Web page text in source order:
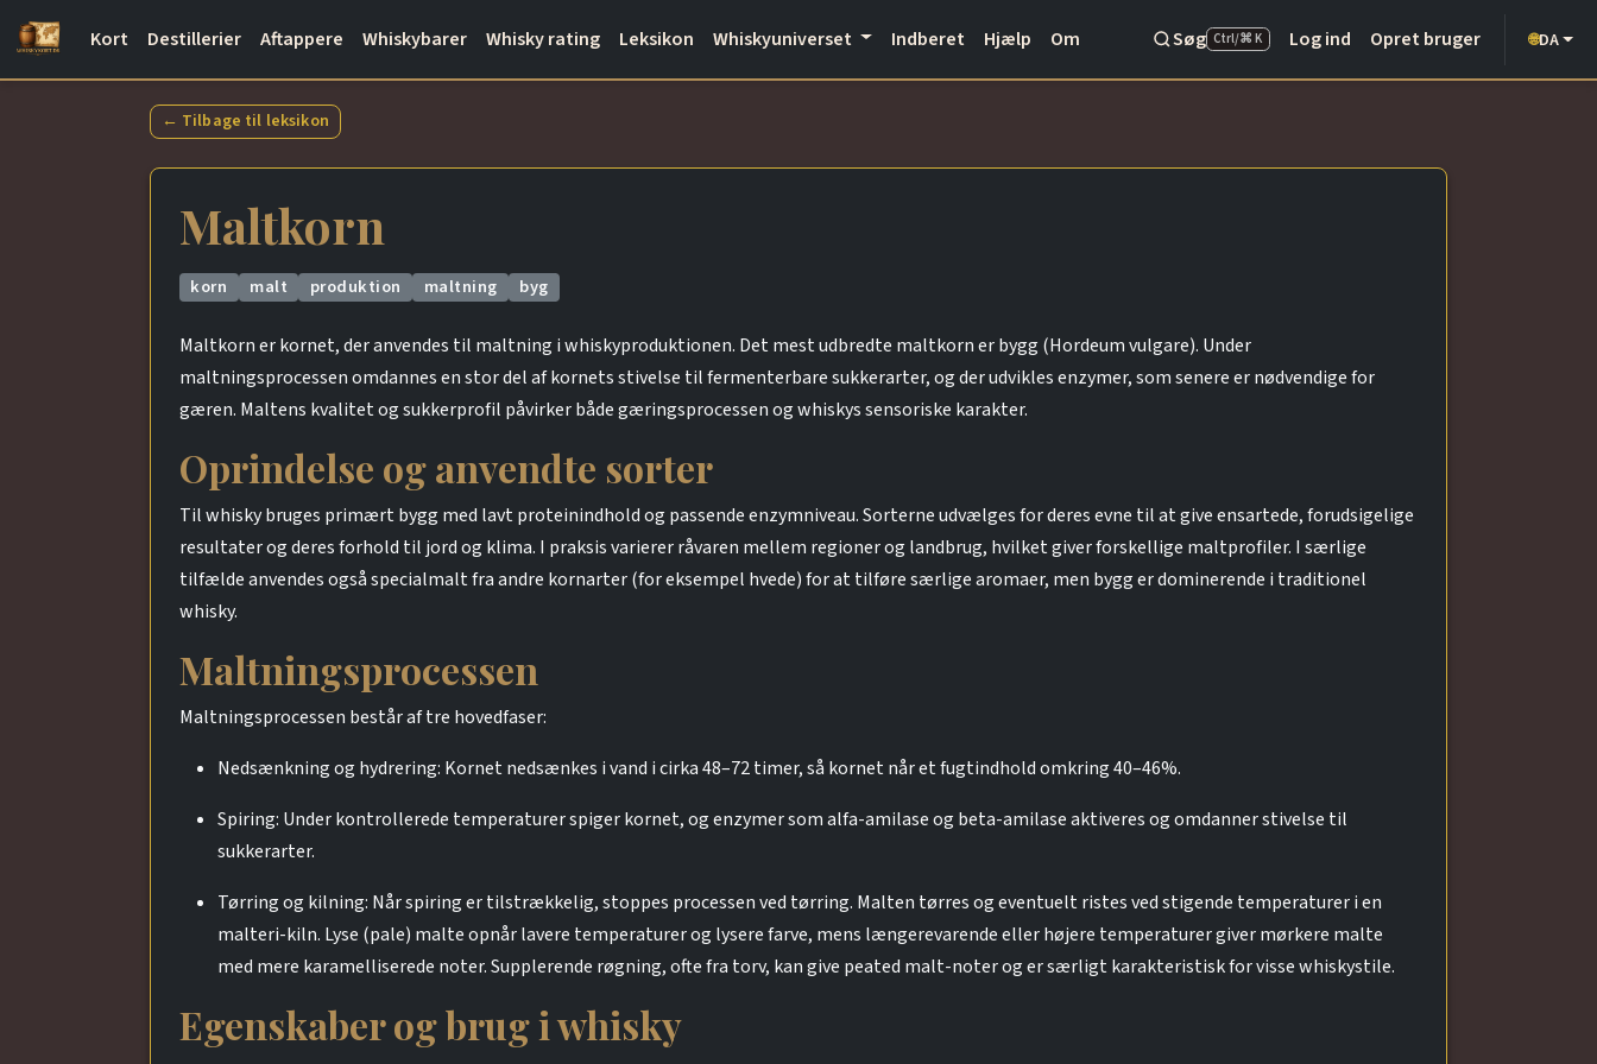
Kort Destillerier Aftappere Whiskybarer Whisky rating Leksikon Whiskyuniverset Indberet Hjælp Om Søg Ctrl/⌘ K Log ind Opret bruger 🌐DA
← Tilbage til leksikon
Maltkorn
korn malt produktion maltning byg
Maltkorn er kornet, der anvendes til maltning i whiskyproduktionen. Det mest udbredte maltkorn er bygg (Hordeum vulgare). Under
maltningsprocessen omdannes en stor del af kornets stivelse til fermenterbare sukkerarter, og der udvikles enzymer, som senere er nødvendige for
gæren. Maltens kvalitet og sukkerprofil påvirker både gæringsprocessen og whiskys sensoriske karakter.
Oprindelse og anvendte sorter
Til whisky bruges primært bygg med lavt proteinindhold og passende enzymniveau. Sorterne udvælges for deres evne til at give ensartede, forudsigelige
resultater og deres forhold til jord og klima. I praksis varierer råvaren mellem regioner og landbrug, hvilket giver forskellige maltprofiler. I særlige
tilfælde anvendes også specialmalt fra andre kornarter (for eksempel hvede) for at tilføre særlige aromaer, men bygg er dominerende i traditionel
whisky.
Maltningsprocessen
Maltningsprocessen består af tre hovedfaser:
Nedsænkning og hydrering: Kornet nedsænkes i vand i cirka 48–72 timer, så kornet når et fugtindhold omkring 40–46%.
Spiring: Under kontrollerede temperaturer spiger kornet, og enzymer som alfa-amilase og beta-amilase aktiveres og omdanner stivelse til
sukkerarter.
Tørring og kilning: Når spiring er tilstrækkelig, stoppes processen ved tørring. Malten tørres og eventuelt ristes ved stigende temperaturer i en
malteri-kiln. Lyse (pale) malte opnår lavere temperaturer og lysere farve, mens længerevarende eller højere temperaturer giver mørkere malte
med mere karamelliserede noter. Supplerende røgning, ofte fra torv, kan give peated malt-noter og er særligt karakteristisk for visse whiskystile.
Egenskaber og brug i whisky